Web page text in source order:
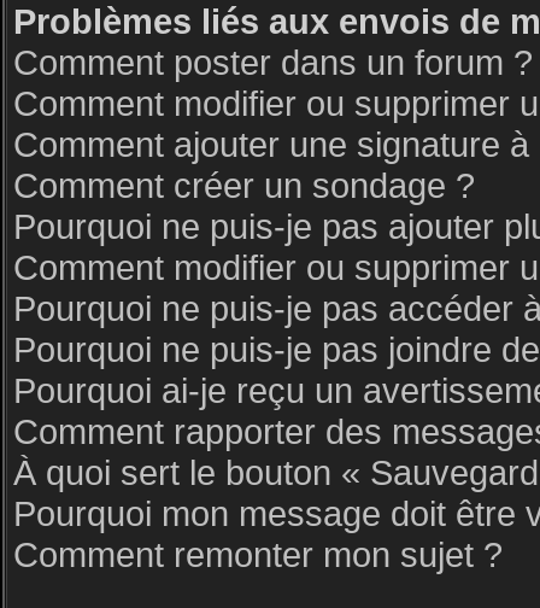
Problèmes liés aux envois de
Comment poster dans un forum ?
Comment modifier ou supprimer
Comment ajouter une signature
Comment créer un sondage ?
Pourquoi ne puis-je pas ajouter
Comment modifier ou supprimer
Pourquoi ne puis-je pas accéder
Pourquoi ne puis-je pas joindre
Pourquoi ai-je reçu un
Comment rapporter des
À quoi sert le bouton «
Pourquoi mon message doit être
Comment remonter mon sujet ?